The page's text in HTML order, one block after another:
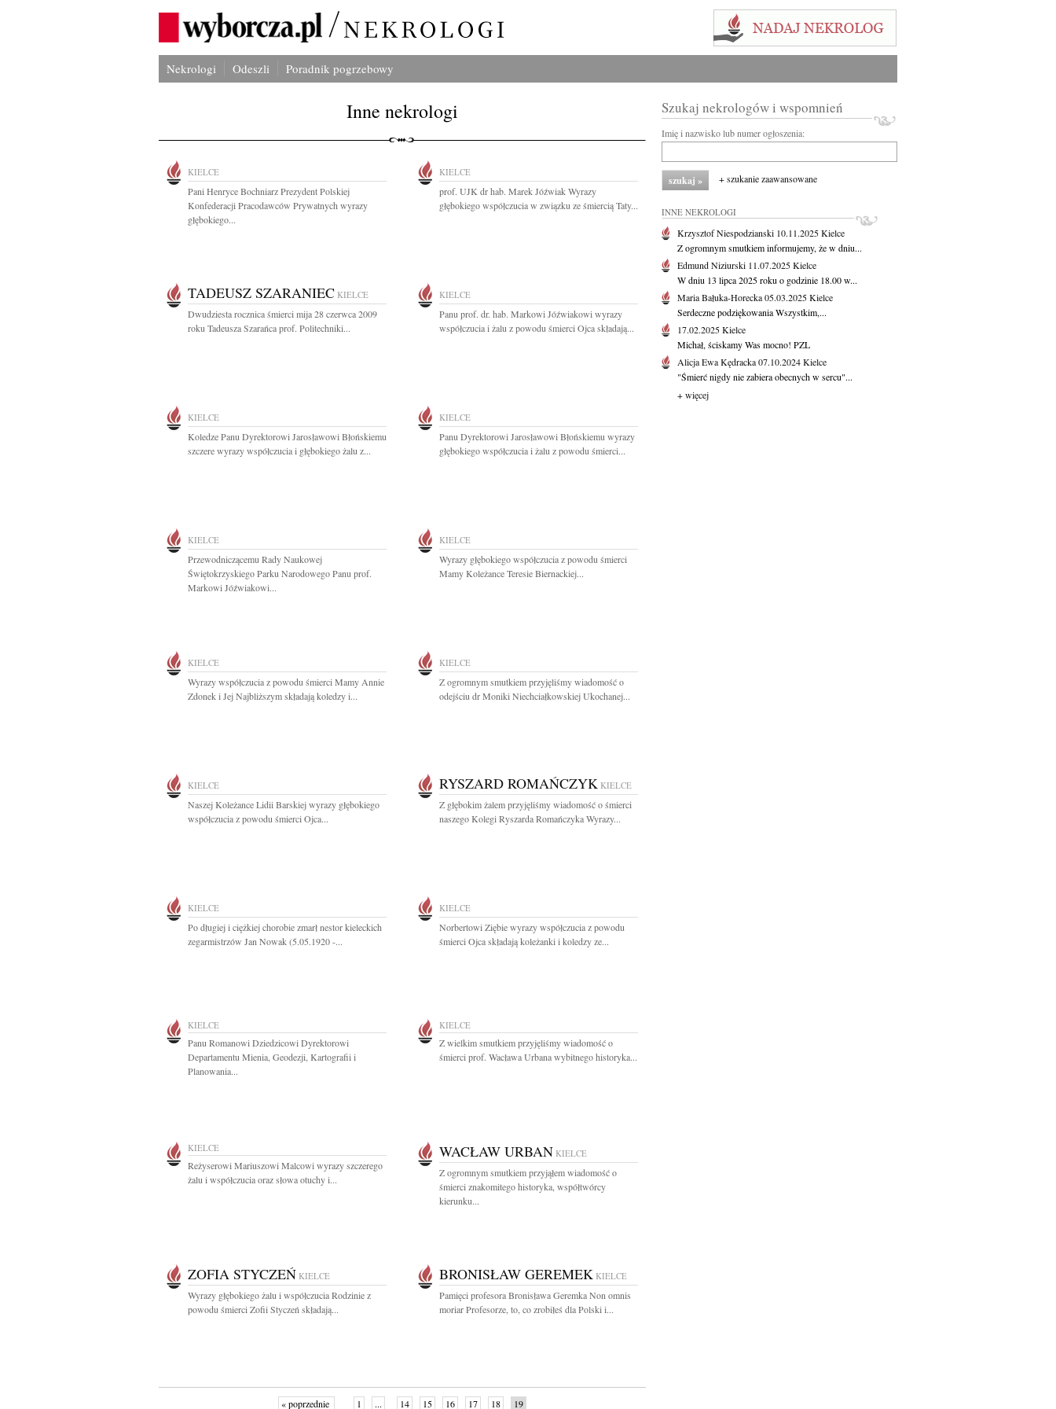
Nekrologi Odeszli Poradnik pogrzebowy
Inne nekrologi
KIELCE
Pani Henryce Bochniarz Prezydent Polskiej
Konfederacji Pracodawców Prywatnych wyrazy
głębokiego...
KIELCE
prof. UJK dr hab. Marek Jóźwiak Wyrazy
głębokiego współczucia w związku ze śmiercią Taty...
TADEUSZ SZARANIEC KIELCE
Dwudziesta rocznica śmierci mija 28 czerwca 2009
roku Tadeusza Szarańca prof. Politechniki...
KIELCE
Panu prof. dr. hab. Markowi Jóźwiakowi wyrazy
współczucia i żalu z powodu śmierci Ojca składają...
KIELCE
Koledze Panu Dyrektorowi Jarosławowi Błońskiemu
szczere wyrazy współczucia i głębokiego żalu z...
KIELCE
Panu Dyrektorowi Jarosławowi Błońskiemu wyrazy
głębokiego współczucia i żalu z powodu śmierci...
KIELCE
Przewodniczącemu Rady Naukowej
Świętokrzyskiego Parku Narodowego Panu prof.
Markowi Jóźwiakowi...
KIELCE
Wyrazy głębokiego współczucia z powodu śmierci
Mamy Koleżance Teresie Biernackiej...
KIELCE
Wyrazy współczucia z powodu śmierci Mamy Annie
Zdonek i Jej Najbliższym składają koledzy i...
KIELCE
Z ogromnym smutkiem przyjęliśmy wiadomość o
odejściu dr Moniki Niechciałkowskiej Ukochanej...
KIELCE
Naszej Koleżance Lidii Barskiej wyrazy głębokiego
współczucia z powodu śmierci Ojca...
RYSZARD ROMAŃCZYK KIELCE
Z głębokim żalem przyjęliśmy wiadomość o śmierci
naszego Kolegi Ryszarda Romańczyka Wyrazy...
KIELCE
Po długiej i ciężkiej chorobie zmarł nestor kieleckich
zegarmistrzów Jan Nowak (5.05.1920 -...
KIELCE
Norbertowi Ziębie wyrazy współczucia z powodu
śmierci Ojca składają koleżanki i koledzy ze...
KIELCE
Panu Romanowi Dziedzicowi Dyrektorowi
Departamentu Mienia, Geodezji, Kartografii i
Planowania...
KIELCE
Z wielkim smutkiem przyjęliśmy wiadomość o
śmierci prof. Wacława Urbana wybitnego historyka...
KIELCE
Reżyserowi Mariuszowi Malcowi wyrazy szczerego
żalu i współczucia oraz słowa otuchy i...
WACŁAW URBAN KIELCE
Z ogromnym smutkiem przyjąłem wiadomość o
śmierci znakomitego historyka, współtwórcy
kierunku...
ZOFIA STYCZEŃ KIELCE
Wyrazy głębokiego żalu i współczucia Rodzinie z
powodu śmierci Zofii Styczeń składają...
BRONISŁAW GEREMEK KIELCE
Pamięci profesora Bronisława Geremka Non omnis
moriar Profesorze, to, co zrobiłeś dla Polski i...
« poprzednie 1 ... 14 15 16 17 18 19
Szukaj nekrologów i wspomnień
Imię i nazwisko lub numer ogłoszenia:
+ szukanie zaawansowane
INNE NEKROLOGI
Krzysztof Niespodzianski 10.11.2025Kielce
Z ogromnym smutkiem informujemy, że w dniu...
Edmund Niziurski 11.07.2025Kielce
W dniu 13 lipca 2025 roku o godzinie 18.00 w...
Maria Bałuka-Horecka05.03.2025Kielce
Serdeczne podziękowania Wszystkim,...
17.02.2025Kielce
Michał, ściskamy Was mocno! PZL
Alicja Ewa Kędracka07.10.2024Kielce
"Śmierć nigdy nie zabiera obecnych w sercu"...
+ więcej